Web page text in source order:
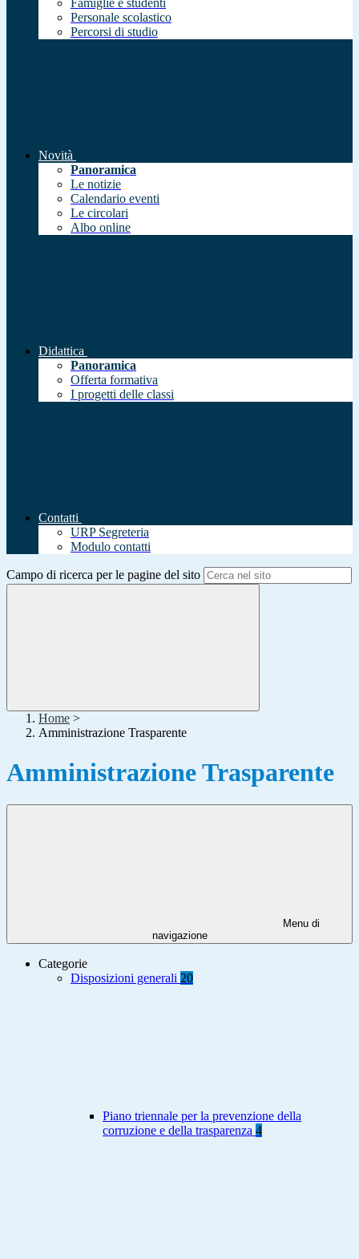
Famiglie e studenti
Personale scolastico
Percorsi di studio
Novità
Panoramica
Le notizie
Calendario eventi
Le circolari
Albo online
Didattica
Panoramica
Offerta formativa
I progetti delle classi
Contatti
URP Segreteria
Modulo contatti
Campo di ricerca per le pagine del sito
Home >
Amministrazione Trasparente
Amministrazione Trasparente
Menu di
navigazione
Categorie
Disposizioni generali 20
Piano triennale per la prevenzione della
corruzione e della trasparenza 4